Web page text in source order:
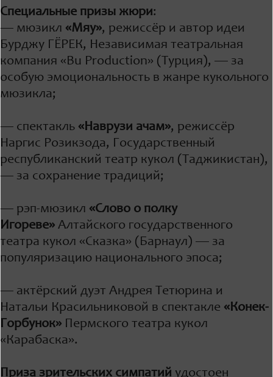
Специальные призы жюри:
— мюзикл «Мяу», режиссёр и автор идеи
Бурджу ГЁРЕК, Независимая театральная
компания «Bu Production» (Турция), — за
особую эмоциональность в жанре кукольного
мюзикла;
— спектакль «Наврузи ачам», режиссёр
Наргис Розикзода, Государственный
республиканский театр кукол (Таджикистан),
— за сохранение традиций;
— рэп-мюзикл «Слово о полку
Игореве» Алтайского государственного
театра кукол «Сказка» (Барнаул) — за
популяризацию национального эпоса;
— актёрский дуэт Андрея Тетюрина и
Натальи Красильниковой в спектакле «Конек-
Горбунок» Пермского театра кукол
«Карабаска».
Приза зрительских симпатий удостоен